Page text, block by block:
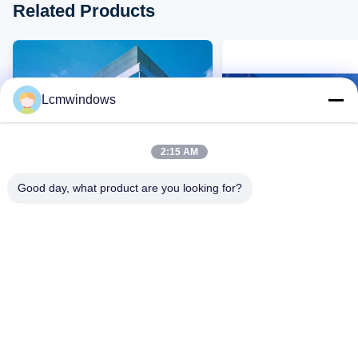
Related Products
Lcmwindows
2:15 AM
Good day, what product are you looking for?